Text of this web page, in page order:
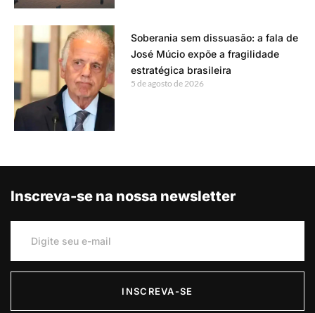
Soberania sem dissuasão: a fala de
José Múcio expõe a fragilidade
estratégica brasileira
5 de agosto de 2026
Inscreva-se na nossa newsletter
INSCREVA-SE